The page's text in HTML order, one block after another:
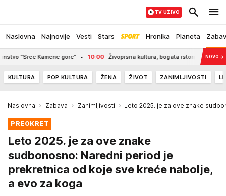
Naslovna Najnovije Vesti Stars Hronika Planeta
TV UŽIVO
Kamene gore" 10:00 Živopisna kultura, bogata istorija i posebna čarNOVO →
KULTURA POP KULTURA ŽENA ŽIVOT ZANIMLJIVOSTI
Naslovna Zabava Zanimljivosti Leto 2025. je za ove znake
PREOKRET
Leto 2025. je za ove znake
sudbonosno: Naredni period je
prekretnica od koje sve kreće nabolje,
a evo za koga